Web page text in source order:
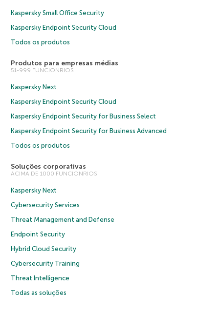
Kaspersky Small Office Security
Kaspersky Endpoint Security Cloud
Todos os produtos
Produtos para empresas médias
51-999 FUNCIONRIOS
Kaspersky Next
Kaspersky Endpoint Security Cloud
Kaspersky Endpoint Security for Business Select
Kaspersky Endpoint Security for Business Advanced
Todos os produtos
Soluções corporativas
ACIMA DE 1000 FUNCIONRIOS
Kaspersky Next
Cybersecurity Services
Threat Management and Defense
Endpoint Security
Hybrid Cloud Security
Cybersecurity Training
Threat Intelligence
Todas as soluções